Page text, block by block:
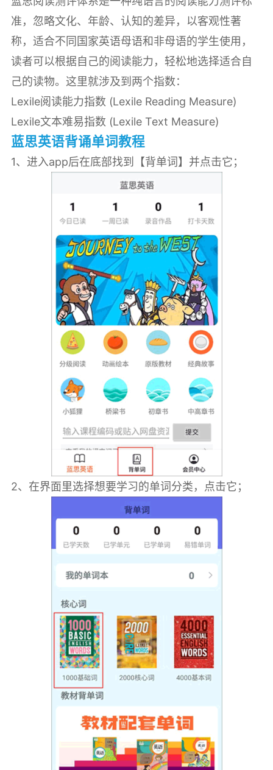
准，忽略文化、年龄、认知的差异，以客观性著
称，适合不同国家英语母语和非母语的学生使用，
读者可以根据自己的阅读能力，轻松地选择适合自
己的读物。这里就涉及到两个指数：
Lexile阅读能力指数 (Lexile Reading Measure)
Lexile文本难易指数 (Lexile Text Measure)
蓝思英语背诵单词教程
1、进入app后在底部找到【背单词】并点击它；
2、在界面里选择想要学习的单词分类，点击它；